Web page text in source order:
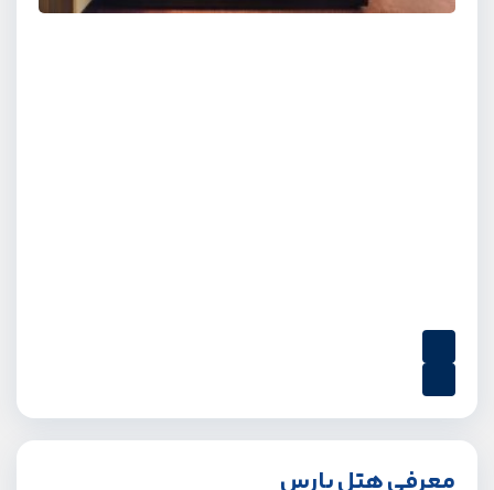
معرفی هتل پارس